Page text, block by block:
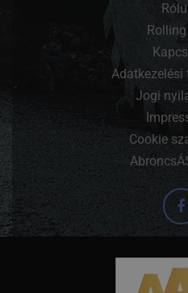
Jogi
Cookie